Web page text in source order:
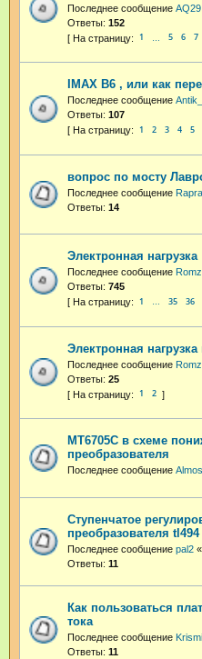
Последнее сообщение AQ29
Ответы: 152
1 5 6 7
IMAX B6 , или как
Последнее сообщение Antik_
Ответы: 107
1 2 3 4 5
вопрос по мосту
Последнее сообщение Rapra
Ответы: 14
Электронная нагрузка
Последнее сообщение
Ответы: 745
1 35 36
Электронная
Последнее сообщение
Ответы: 25
1 2
MT6705C в схеме
преобразователя
Последнее сообщение Almos
Ступенчатое
преобразователя tl494
Последнее сообщение pal2 «
Ответы: 11
Как пользоваться
тока
Последнее сообщение
Ответы: 11